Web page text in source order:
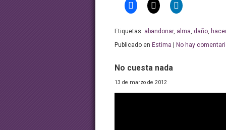
Etiquetas: abandonar, alma, daño,
Publicado en Estima No hay
No cuesta nada
13 de marzo de 2012